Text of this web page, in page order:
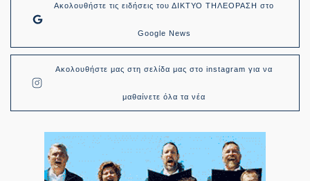
Ακολουθήστε τις ειδήσεις του ΔΙΚΤΥΟ ΤΗΛΕΟΡΑΣΗ στο
Google News
Ακολουθήστε μας στη σελίδα μας στο instagram για να
μαθαίνετε όλα τα νέα